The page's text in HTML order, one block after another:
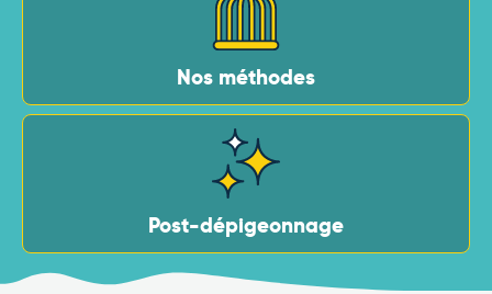
Nos méthodes
Post-dépigeonnage